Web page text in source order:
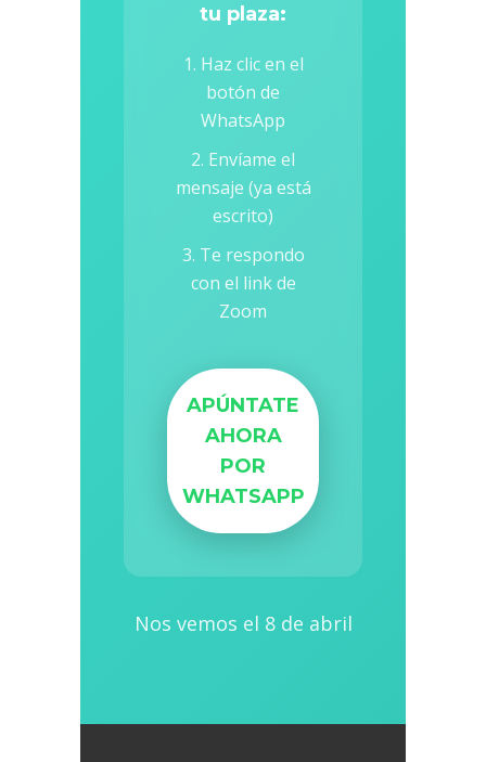
tu plaza:
1. Haz clic en el
botón de
WhatsApp
2. Envíame el
mensaje (ya está
escrito)
3. Te respondo
con el link de
Zoom
APÚNTATE
AHORA
POR
WHATSAPP
Nos vemos el 8 de abril